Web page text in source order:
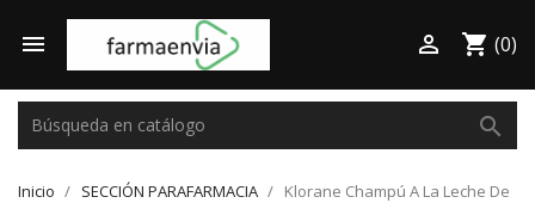
 shopping_cart (0)

search
Inicio SECCIÓN PARAFARMACIA
Klorane Champú A La Leche De